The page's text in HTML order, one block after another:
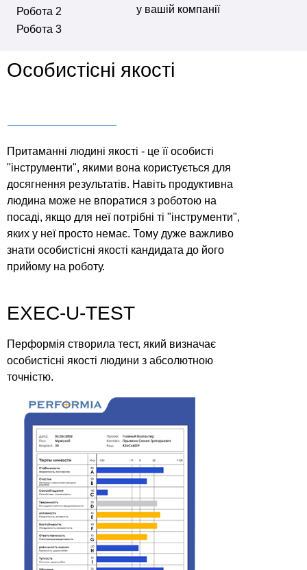
Робота 2
Робота 3
у вашій компанії
Особистісні якості
Притаманні людині якості - це її особисті
"інструменти", якими вона користується для
досягнення результатів. Навіть продуктивна
людина може не впоратися з роботою на
посаді, якщо для неї потрібні ті "інструменти",
яких у неї просто немає. Тому дуже важливо
знати особистісні якості кандидата до його
прийому на роботу.
Перформія створила тест, який визначає
особистіснi якості людини з абсолютною
точністю.
EXEC-U-TEST